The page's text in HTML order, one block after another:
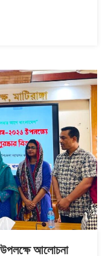
উপলক্ষে আলোচনা